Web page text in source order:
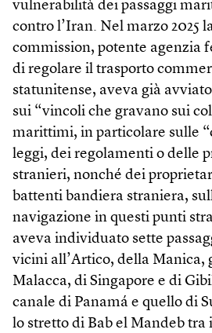
vulnerabilità dei passaggi
contro l’Iran. Nel marzo 2025
commission, potente agenzia
di regolare il trasporto
statunitense, aveva già
sui “vincoli che gravano sui
marittimi, in particolare sulle
leggi, dei regolamenti o delle
stranieri, nonché dei
battenti bandiera straniera,
navigazione in questi punti
aveva individuato sette
vicini all’Artico, della Manica,
Malacca, di Singapore e di
canale di Panamá e quello di
lo stretto di Bab el Mandeb tra